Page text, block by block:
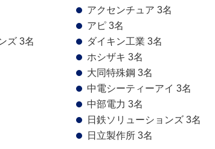
アクセンチュア 3名
アピ 3名
ズ 3名
ダイキン工業 3名
ホシザキ 3名
大同特殊鋼 3名
中電シーティーアイ 3名
中部電力 3名
日鉄ソリューションズ 3名
日立製作所 3名